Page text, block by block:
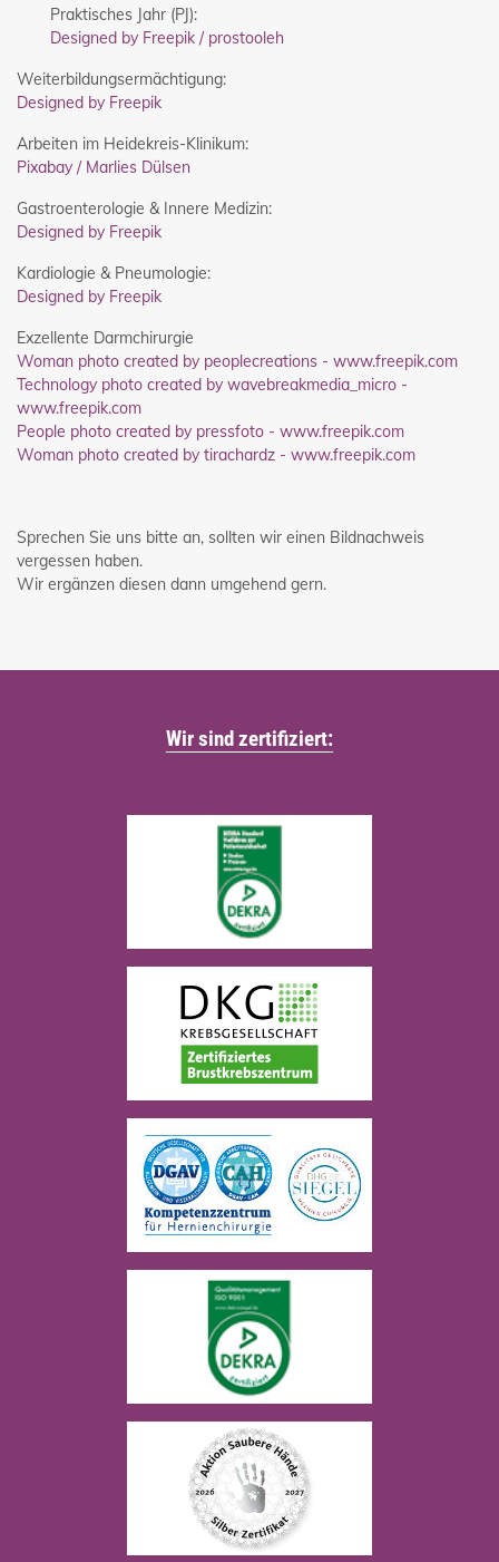
Praktisches Jahr (PJ):
Designed by Freepik / prostooleh
Weiterbildungsermächtigung:
Designed by Freepik
Arbeiten im Heidekreis-Klinikum:
Pixabay / Marlies Dülsen
Gastroenterologie & Innere Medizin:
Designed by Freepik
Kardiologie & Pneumologie:
Designed by Freepik
Exzellente Darmchirurgie
Woman photo created by peoplecreations - www.freepik.com
Technology photo created by wavebreakmedia_micro -
www.freepik.com
People photo created by pressfoto - www.freepik.com
Woman photo created by tirachardz - www.freepik.com
Sprechen Sie uns bitte an, sollten wir einen Bildnachweis
vergessen haben.
Wir ergänzen diesen dann umgehend gern.
Wir sind zertifiziert: